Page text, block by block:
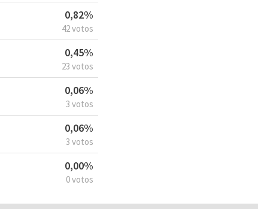
0,82%
42 votos
0,45%
23 votos
0,06%
3 votos
0,06%
3 votos
0,00%
0 votos